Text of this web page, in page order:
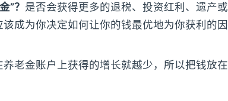
”？ 是否会获得更多的退税、投资红利、遗产或
成为你决定如何让你的钱最优地为你获利的因
老金账户上获得的增长就越少，所以把钱放在